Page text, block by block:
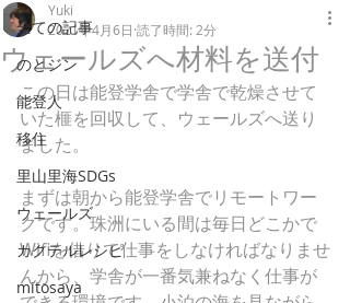
全ての記事
のとジン
能登人
移住
里山里海SDGs
ウェールズ
カクテルレシピ
mitosaya
ウェールズへ材料を送付
Yuki
2021年4月6日 読了時間: 2分
この日は能登学舎で学舎で乾燥させて
いた榧を回収して、ウェールズへ送り
ました。
まずは朝から能登学舎でリモートワー
クです。珠洲にいる間は毎日どこかで
Wifiを借りて仕事をしなければなりませ
んから、学舎が一番気兼ねなく仕事が